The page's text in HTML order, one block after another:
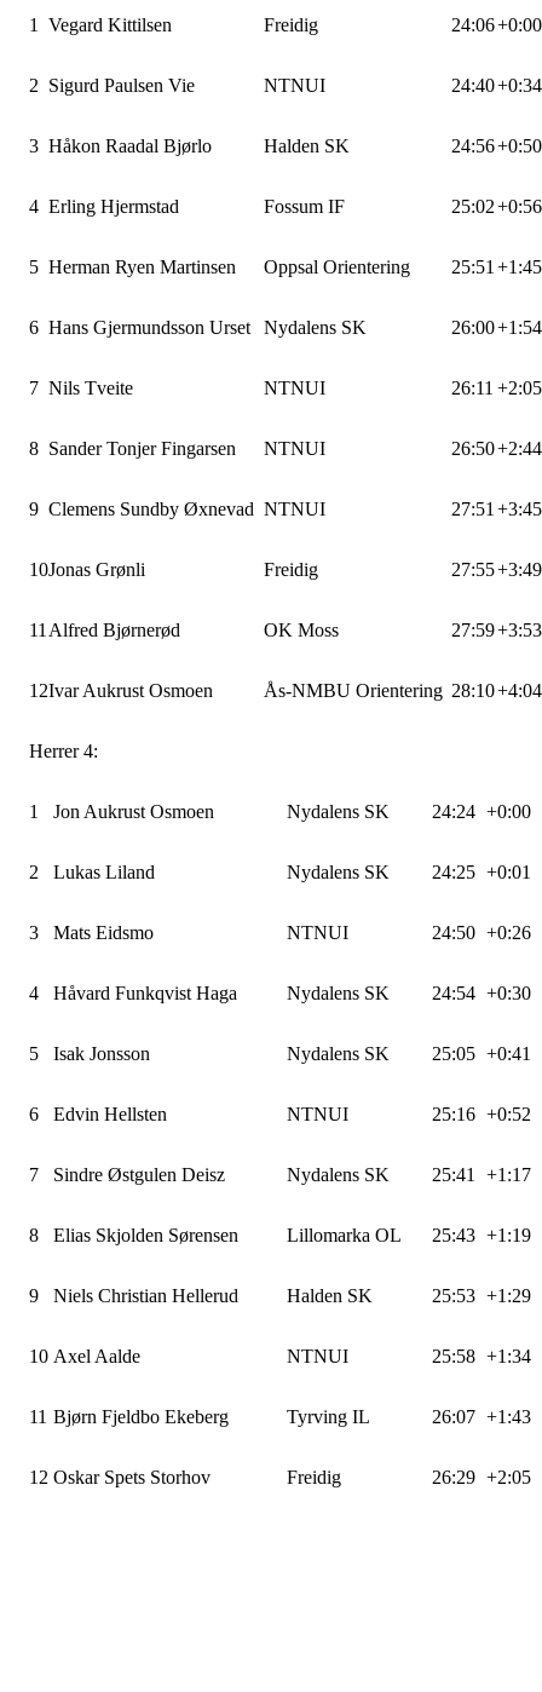
1 Vegard Kittilsen Freidig 24:06+0:00
2 Sigurd Paulsen Vie NTNUI 24:40+0:34
3 Håkon Raadal Bjørlo Halden SK 24:56+0:50
4 Erling Hjermstad Fossum IF 25:02+0:56
5 Herman Ryen Martinsen Oppsal Orientering 25:51 +1:45
6 Hans Gjermundsson Urset Nydalens SK 26:00+1:54
7 Nils Tveite NTNUI 26:11 +2:05
8 Sander Tonjer Fingarsen NTNUI 26:50+2:44
9 Clemens Sundby Øxnevad NTNUI 27:51 +3:45
10Jonas Grønli Freidig 27:55+3:49
11 Alfred Bjørnerød OK Moss 27:59+3:53
12Ivar Aukrust Osmoen Ås-NMBU Orientering 28:10+4:04
Herrer 4:
1 Jon Aukrust Osmoen Nydalens SK 24:24 +0:00
2 Lukas Liland Nydalens SK 24:25 +0:01
3 Mats Eidsmo NTNUI 24:50 +0:26
4 Håvard Funkqvist Haga Nydalens SK 24:54 +0:30
5 Isak Jonsson Nydalens SK 25:05 +0:41
6 Edvin Hellsten NTNUI 25:16 +0:52
7 Sindre Østgulen Deisz Nydalens SK 25:41 +1:17
8 Elias Skjolden Sørensen Lillomarka OL 25:43 +1:19
9 Niels Christian Hellerud Halden SK 25:53 +1:29
10 Axel Aalde NTNUI 25:58 +1:34
11 Bjørn Fjeldbo Ekeberg Tyrving IL 26:07 +1:43
12 Oskar Spets Storhov Freidig 26:29 +2:05